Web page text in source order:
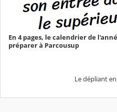
En 4 pages, le calendrier de
préparer à Parcousup
Le dépliant